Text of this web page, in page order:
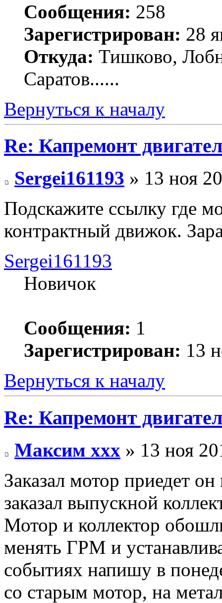
Сообщения: 258
Зарегистрирован: 28
Откуда: Тишково,
Саратов......
Вернуться к началу
Re: Капремонт
Sergei161193 » 13 ноя
Подскажите ссылку где
контрактный движок.
Sergei161193
Новичок
Сообщения: 1
Зарегистрирован: 13
Вернуться к началу
Re: Капремонт
Максим xxx » 13 ноя
Заказал мотор приедет
заказал выпускной
Мотор и коллектор
менять ГРМ и
событиях напишу в
со старым мотор, на